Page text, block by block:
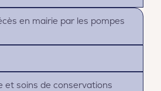
en mairie par les pompes
et soins de conservations